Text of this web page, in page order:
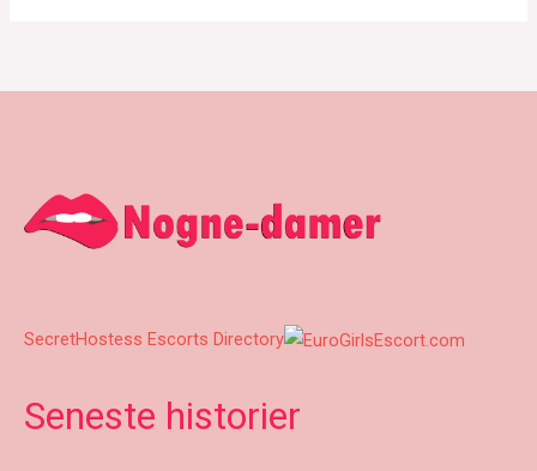
SecretHostess Escorts Directory
Seneste historier